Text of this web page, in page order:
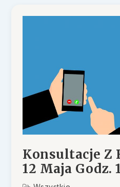
Konsultacje Z
12 Maja Godz.